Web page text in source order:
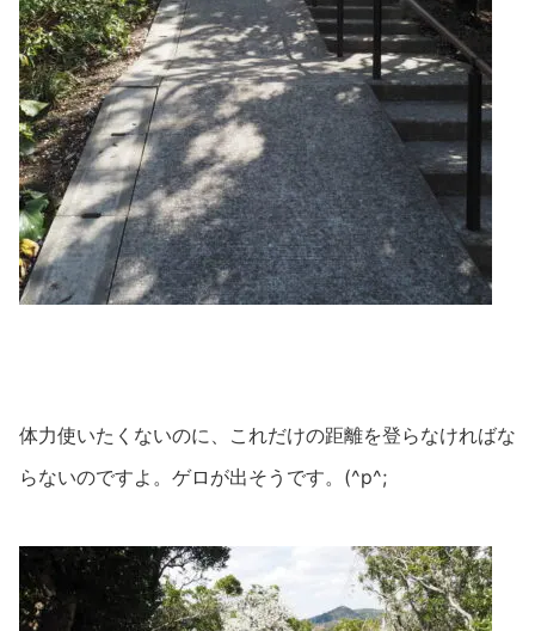
体力使いたくないのに、これだけの距離を登らなければな
らないのですよ。ゲロが出そうです。(^p^;